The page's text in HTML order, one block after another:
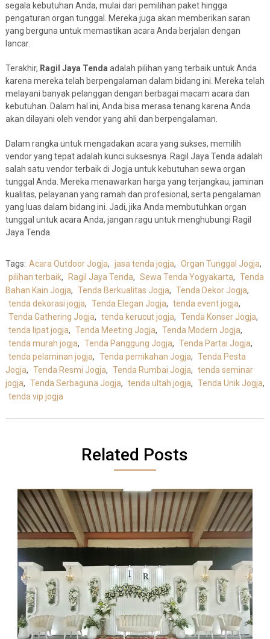
segala kebutuhan Anda, mulai dari pemilihan paket hingga
pengaturan organ tunggal. Mereka juga akan memberikan saran
yang berguna untuk memastikan acara Anda berjalan dengan
lancar.
Terakhir, Ragil Jaya Tenda adalah pilihan yang terbaik untuk Anda
karena mereka telah berpengalaman dalam bidang ini. Mereka telah
melayani banyak pelanggan dengan berbagai macam acara dan
kebutuhan. Dalam hal ini, Anda bisa merasa tenang karena Anda
akan dilayani oleh vendor yang ahli dan berpengalaman.
Dalam rangka untuk mengadakan acara yang sukses, memilih
vendor yang tepat adalah kunci suksesnya. Ragil Jaya Tenda adalah
salah satu vendor terbaik di Jogja untuk kebutuhan sewa organ
tunggal Anda. Mereka menawarkan harga yang terjangkau, jaminan
kualitas, pelayanan yang ramah dan profesional, serta pengalaman
yang luas dalam bidang ini. Jadi, jika Anda membutuhkan organ
tunggal untuk acara Anda, jangan ragu untuk menghubungi Ragil
Jaya Tenda.
Tags: Acara Outdoor Jogja, jasa tenda jogja, Organ Tunggal Jogja,
pilihan terbaik, Ragil Jaya Tenda, Sewa Tenda Yogyakarta, Tenda
Bahan Kain Jogja, Tenda Berkualitas Jogja, Tenda Dekor Jogja,
tenda dekorasi jogja, Tenda Elegan Jogja, tenda event jogja,
Tenda Gathering Jogja, tenda kerucut jogja, Tenda Konser Jogja,
tenda lipat jogja, Tenda Meeting Jogja, Tenda Modern Jogja,
tenda murah jogja, Tenda Panggung Jogja, Tenda Partai Jogja,
tenda pelaminan jogja, Tenda pernikahan Jogja, Tenda Pesta
Jogja, Tenda Resmi Jogja, Tenda Rumbai Jogja, tenda seminar
jogja, Tenda Serbaguna Jogja, tenda ultah jogja, Tenda Unik Jogja,
tenda vip jogja
Related Posts